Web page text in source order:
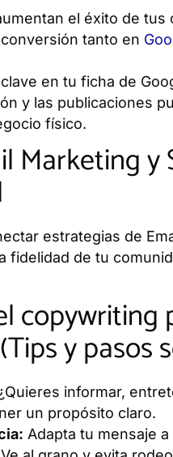
el éxito de tus
tanto en
en tu ficha de
y las publicaciones
físico.
Marketing y
estrategias de
fidelidad de tu
copywriting
y pasos
informar,
un propósito claro.
Adapta tu mensaje